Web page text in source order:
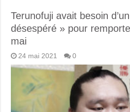
Terunofuji avait besoin
désespéré » pour
mai
24 mai 2021 0